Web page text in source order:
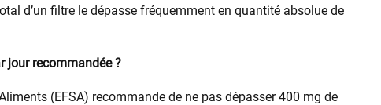
d’un filtre le dépasse fréquemment en quantité absolue de
jour recommandée ?
(EFSA) recommande de ne pas dépasser 400 mg de